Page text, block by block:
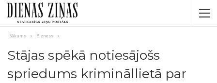
Sākums Bizness
Stājas spēkā notiesājošs
spriedums krimināllietā par